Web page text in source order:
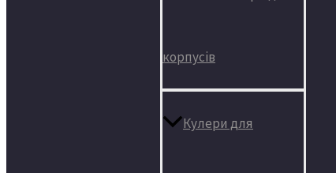
корпусів
Кулери для